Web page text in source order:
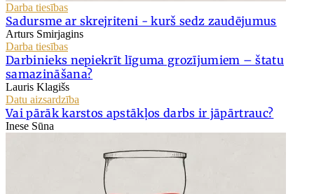
Darba tiesības
Sadursme ar skrejriteni - kurš sedz zaudējumus
Arturs Smirjagins
Darba tiesības
Darbinieks nepiekrīt līguma grozījumiem – štatu
samazināšana?
Lauris Klagišs
Datu aizsardzība
Vai pārāk karstos apstākļos darbs ir jāpārtrauc?
Inese Sūna